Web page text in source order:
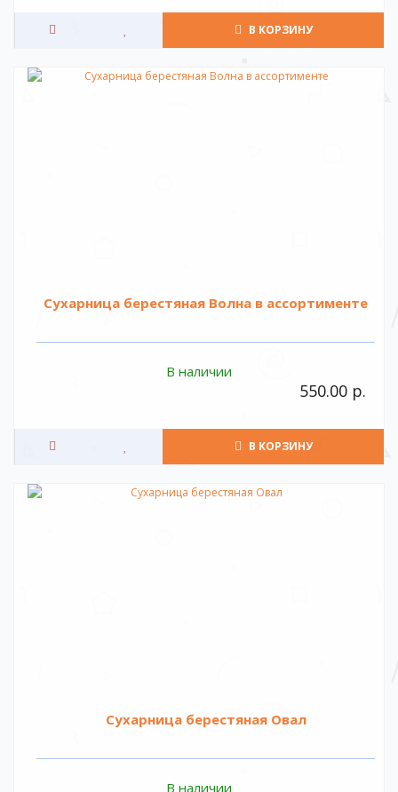
В КОРЗИНУ
Сухарница берестяная Волна в ассортименте
В наличии
550.00 р.
В КОРЗИНУ
Сухарница берестяная Овал
В наличии